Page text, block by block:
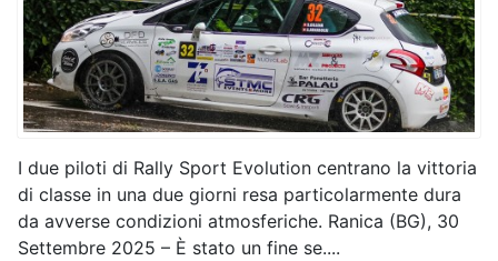
I due piloti di Rally Sport Evolution centrano la vittoria
di classe in una due giorni resa particolarmente dura
da avverse condizioni atmosferiche. Ranica (BG), 30
Settembre 2025 – È stato un fine se....